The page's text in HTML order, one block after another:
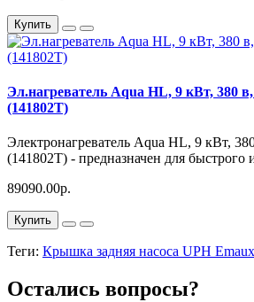
Купить
Эл.нагреватель Aqua HL, 9 кВт, 380
(141802T)
Электронагреватель Aqua HL, 9 кВт,
(141802T) - предназначен для быстрого
89090.00р.
Купить
Теги: Крышка задняя насоса UPH
Остались вопросы?